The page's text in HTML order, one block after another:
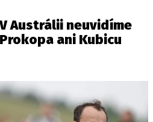
V Austrálii neuvidíme
Prokopa ani Kubicu